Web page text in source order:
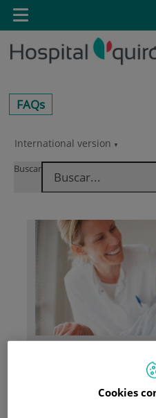
Saltar al contenido
Saltar
contenido
International version
centros-
faq
FAQs
Buscar
Toggle
navigation
Cookies